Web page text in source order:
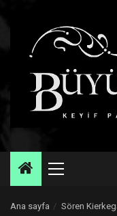
Primary
Ana sayfa Sören